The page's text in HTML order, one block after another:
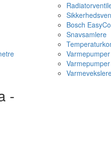
Bosch
Snavsamlere
Varmepumper
-